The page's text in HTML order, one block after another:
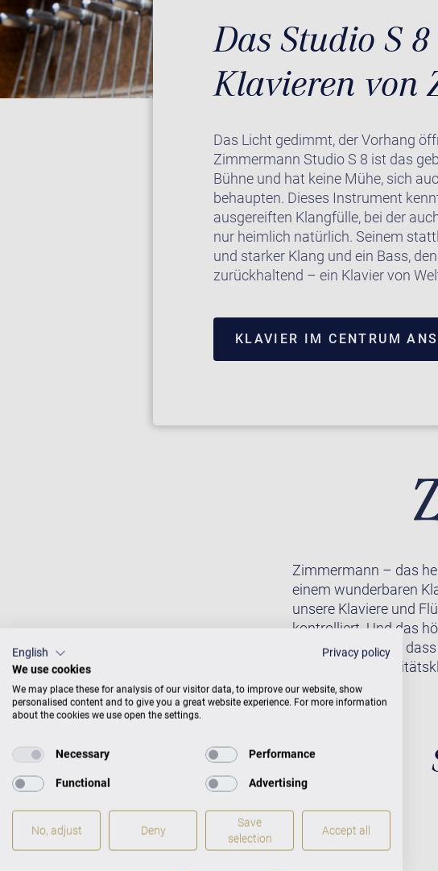
Das Studio S
Klavieren von
Das Licht gedimmt, der Vorhang
Zimmermann Studio S 8 ist das
Bühne und hat keine Mühe, sich
behaupten. Dieses Instrument
ausgereiften Klangfülle, bei der
nur heimlich natürlich. Seinem
und starker Klang und ein Bass,
zurückhaltend – ein Klavier von
KLAVIER IM CENTRUM
Zimmermann – das
einem wunderbaren
unsere Klaviere und
kontrolliert. Und das
näher: Wir wollen,
akustischen
English
Privacy policy
We use cookies
We may place these for analysis of our visitor data, to improve our website, show
personalised content and to give you a great website experience. For more information
about the cookies we use open the settings.
Necessary Performance
Functional Advertising
No, adjust Deny
Save
selection
Accept all